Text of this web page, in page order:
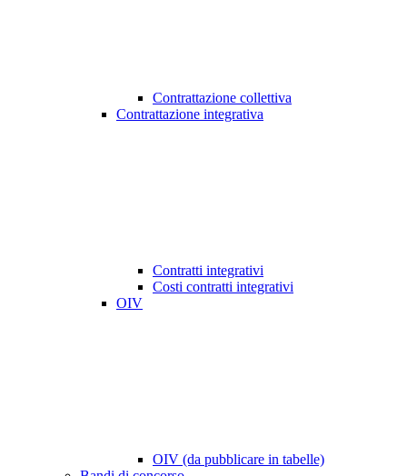
Contrattazione collettiva
Contrattazione integrativa
Contratti integrativi
Costi contratti integrativi
OIV
OIV (da pubblicare in tabelle)